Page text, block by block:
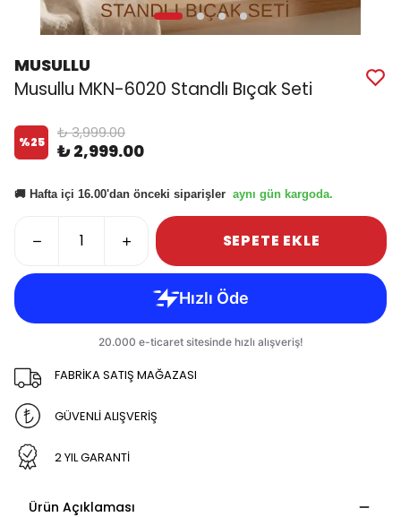
MUSULLU
Musullu MKN-6020 Standlı Bıçak Seti
%25
₺ 3,999.00
₺ 2,999.00
🚚 Hafta içi 16.00'dan önceki siparişler aynı gün kargoda.
SEPETE EKLE
FABRİKA SATIŞ MAĞAZASI
GÜVENLİ ALIŞVERİŞ
2 YIL GARANTİ
Ürün Açıklaması